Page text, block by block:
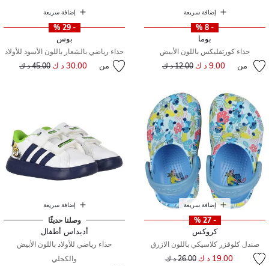
إضافة سريعة
- 8 %
بوما
حذاء كورتفليكس باللون الأبيض
من 9.00 د ك سعر مخفض من
12.00 د ك
إضافة سريعة
- 29 %
بوس
حذاء رياضي بالشعار باللون الأسود للأولاد
من 30.00 د ك سعر مخفض من
45.00 د ك إلى
إضافة سريعة
- 27 %
كروكس
صندل كلوقزر كلاسيكي باللون الازرق
19.00 د ك سعر مخفض من
26.00 د ك
إضافة سريعة
وصلنا حديثًا
أديداس أطفال
حذاء رياضي للأولاد باللون الأبيض
والكحلي